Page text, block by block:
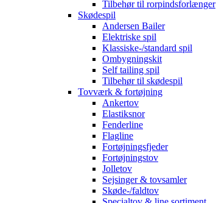
Tilbehør til rorpindsforlænger
Skødespil
Andersen Bailer
Elektriske spil
Klassiske-/standard spil
Ombygningskit
Self tailing spil
Tilbehør til skødespil
Tovværk & fortøjning
Ankertov
Elastiksnor
Fenderline
Flagline
Fortøjningsfjeder
Fortøjningstov
Jolletov
Sejsinger & tovsamler
Skøde-/faldtov